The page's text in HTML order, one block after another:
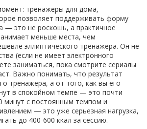
тренажеры для дома,
позволяет поддерживать форму
— это не роскошь, а практичное
меньше места, чем
эллиптического тренажера. Он не
(если не имеет электронного
заниматься, пока смотрите сериалы
Важно понимать, что результат
тренажера, а от того, как вы его
в спокойном темпе — это почти
минут с постоянным темпом и
— это уже серьезная нагрузка,
до 400-600 ккал за сессию.